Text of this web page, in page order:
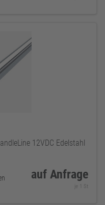
12VDC Edelstahl
auf Anfrage
je 1 St